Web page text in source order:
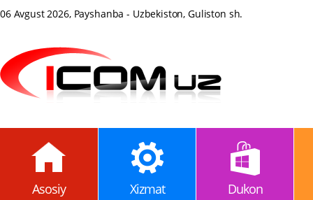
06 Avgust 2026, Payshanba - Uzbekiston, Guliston sh.
Asosiy Xizmat Dukon